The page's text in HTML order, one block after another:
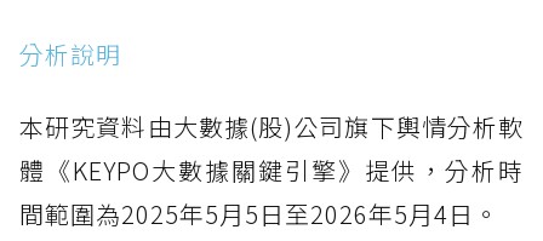
分析說明
本研究資料由大數據(股)公司旗下輿情分析軟
體《KEYPO大數據關鍵引擎》提供，分析時
間範圍為2025年5月5日至2026年5月4日。